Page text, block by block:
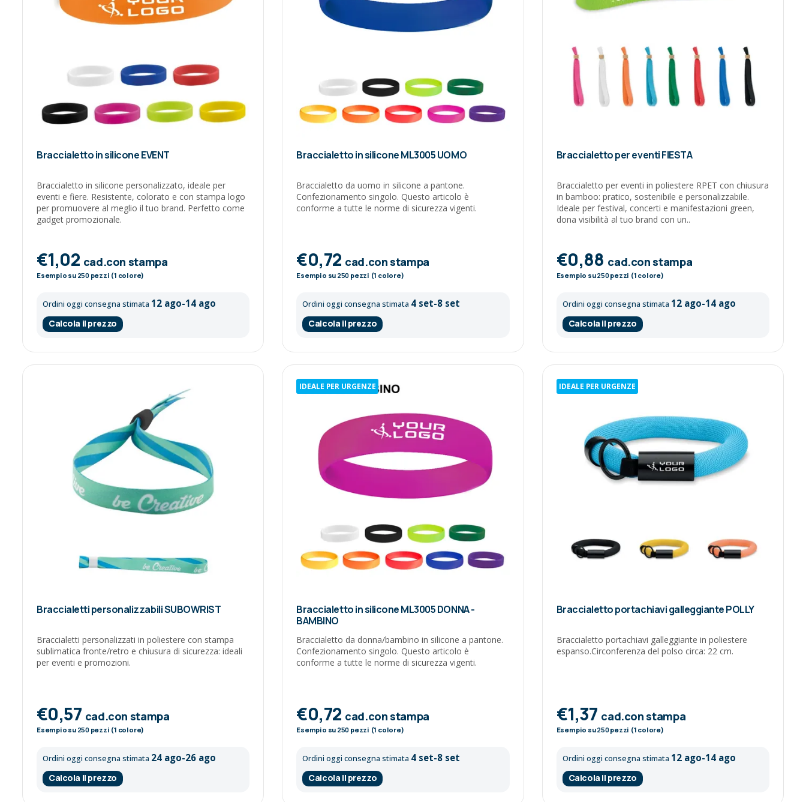
Braccialetto in silicone EVENT
Braccialetto in silicone personalizzato, ideale per
eventi e fiere. Resistente, colorato e con stampa logo
per promuovere al meglio il tuo brand. Perfetto come
gadget promozionale.
€1,02 cad.con stampa
Esempio su 250pezzi (1 colore)
Ordini oggi consegna stimata 12 ago-14 ago
Calcola il prezzo
Braccialetto in silicone ML3005 UOMO
Braccialetto da uomo in silicone a pantone.
Confezionamento singolo. Questo articolo è
conforme a tutte le norme di sicurezza vigenti.
€0,72 cad.con stampa
Esempio su 250 pezzi (1 colore)
Ordini oggi consegna stimata 4 set-8 set
Calcola il prezzo
Braccialetto per eventi FIESTA
Braccialetto per eventi in poliestere RPET con chiusura
in bamboo: pratico, sostenibile e personalizzabile.
Ideale per festival, concerti e manifestazioni green,
dona visibilità al tuo brand con un..
€0,88 cad.con stampa
Esempio su250pezzi (1 colore)
Ordini oggi consegna stimata 12 ago-14 ago
Calcola il prezzo
Braccialetti personalizzabili SUBOWRIST
Braccialetti personalizzati in poliestere con stampa
sublimatica fronte/retro e chiusura di sicurezza: ideali
per eventi e promozioni.
€0,57 cad.con stampa
Esempio su 250pezzi (1 colore)
Ordini oggi consegna stimata 24 ago-26 ago
Calcola il prezzo
IDEALE PER URGENZE
Braccialetto in silicone ML3005 DONNA -
BAMBINO
Braccialetto da donna/bambino in silicone a pantone.
Confezionamento singolo. Questo articolo è
conforme a tutte le norme di sicurezza vigenti.
€0,72 cad.con stampa
Esempio su 250 pezzi (1 colore)
Ordini oggi consegna stimata 4 set-8 set
Calcola il prezzo
IDEALE PER URGENZE
Braccialetto portachiavi galleggiante POLLY
Braccialetto portachiavi galleggiante in poliestere
espanso.Circonferenza del polso circa: 22 cm.
€1,37 cad.con stampa
Esempio su250pezzi (1 colore)
Ordini oggi consegna stimata 12 ago-14 ago
Calcola il prezzo